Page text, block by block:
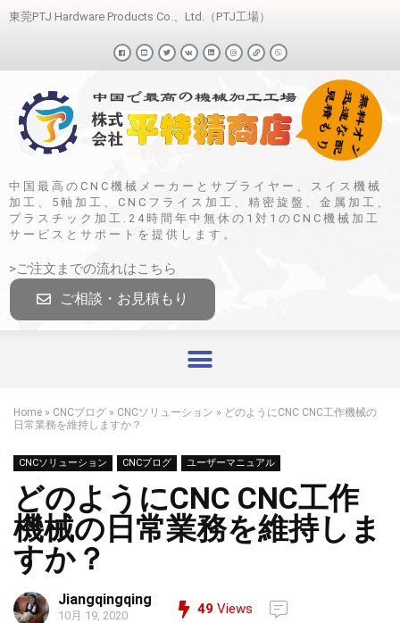
東莞PTJ Hardware Products Co.、Ltd.（PTJ工場）
中国最高のCNC機械メーカーとサプライヤー、スイス機械
加工、5軸加工、CNCフライス加工、精密旋盤、金属加工、
プラスチック加工.24時間年中無休の1対1のCNC機械加工
サービスとサポートを提供します。
>ご注文までの流れはこちら
ご相談・お見積もり
Home » CNCブログ » CNCソリューション » どのようにCNC CNC工作機械の
日常業務を維持しますか？
CNCソリューション CNCブログ ユーザーマニュアル
どのようにCNC CNC工作
機械の日常業務を維持しま
すか？
Jiangqingqing
10月 19, 2020 49 Views